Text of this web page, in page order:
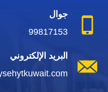
جوال
99817153
البريد الإلكتروني